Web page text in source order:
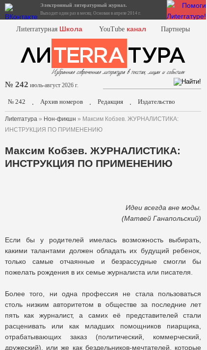
Электронный литературный журнал.
Выходит один раз в месяц. Основан в апреле 2014 г.
Лиterraтурная Школа YouTube канал Партнеры
№ 242 июль-август 2026 г.
№ 242 . Архив номеров . Редакция . Издательство
Лиterraтура » Нон-фикшн » Максим Кобзев. ЖУРНАЛИСТИКА:
ИНСТРУКЦИЯ ПО ПРИМЕНЕНИЮ
Максим Кобзев. ЖУРНАЛИСТИКА:
ИНСТРУКЦИЯ ПО ПРИМЕНЕНИЮ
Идеи всегда вне моды.
(Матвей Ганапольский)
Если бы у родителей имелась возможность выбирать,
какими талантами должен обладать их будущий ребенок,
только самые отчаянные и безрассудные смогли бы
пожелать рождения в их семье журналиста или писателя.
Более того, ни одна профессия не стала пользоваться
столь низким авторитетом в обществе за последние лет
пять как журналист, а самих её представителей стали
расценивать или как младших помощников пиарщика,
отрабатывающих заказ (политический, коммерческий,
дружеский), или же как бездельников-мечтателей, которые